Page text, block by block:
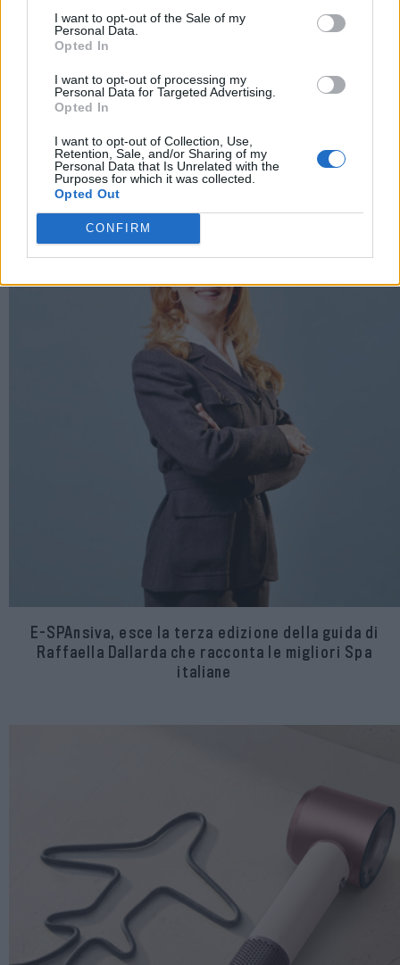
I want to opt-out of the Sale of my
Personal Data.
Opted In
I want to opt-out of processing my
Personal Data for Targeted Advertising.
Opted In
I want to opt-out of Collection, Use,
Retention, Sale, and/or Sharing of my
Personal Data that Is Unrelated with the
Purposes for which it was collected.
Opted Out
CONFIRM
Francis Kurkdjian racconta Baccarat Rouge 540 nel
documentario Icon(S)
E-SPAnsiva, esce la terza edizione della guida di
Raffaella Dallarda che racconta le migliori Spa
italiane